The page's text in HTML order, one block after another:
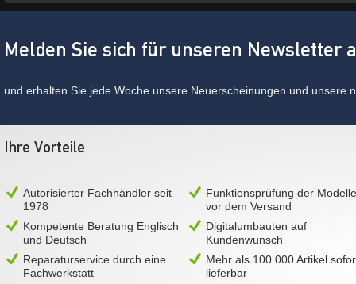
Melden Sie sich für unseren Newsletter
und erhalten Sie jede Woche unsere Neuerscheinungen und unsere
Ihre Vorteile
Autorisierter Fachhändler seit
1978
Funktionsprüfung der Modelle
vor dem Versand
Kompetente Beratung Englisch
und Deutsch
Digitalumbauten auf
Kundenwunsch
Reparaturservice durch eine
Fachwerkstatt
Mehr als 100.000 Artikel
lieferbar